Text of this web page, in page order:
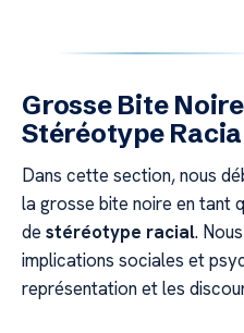
Grosse Bite
Stéréotype
Dans cette section, nous
la grosse bite noire en tant
de stéréotype racial.
implications sociales et
représentation et les